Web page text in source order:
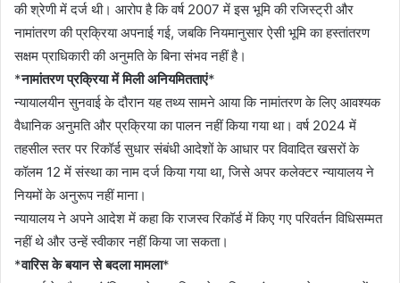
की श्रेणी में दर्ज थी। आरोप है कि वर्ष 2007 में इस भूमि की रजिस्ट्री और
नामांतरण की प्रक्रिया अपनाई गई, जबकि नियमानुसार ऐसी भूमि का हस्तांतरण
सक्षम प्राधिकारी की अनुमति के बिना संभव नहीं है।
*नामांतरण प्रक्रिया में मिली अनियमितताएं*
न्यायालयीन सुनवाई के दौरान यह तथ्य सामने आया कि नामांतरण के लिए आवश्यक
वैधानिक अनुमति और प्रक्रिया का पालन नहीं किया गया था। वर्ष 2024 में
तहसील स्तर पर रिकॉर्ड सुधार संबंधी आदेशों के आधार पर विवादित खसरों के
कॉलम 12 में संस्था का नाम दर्ज किया गया था, जिसे अपर कलेक्टर न्यायालय ने
नियमों के अनुरूप नहीं माना।
न्यायालय ने अपने आदेश में कहा कि राजस्व रिकॉर्ड में किए गए परिवर्तन विधिसम्मत
नहीं थे और उन्हें स्वीकार नहीं किया जा सकता।
*वारिस के बयान से बदला मामला*